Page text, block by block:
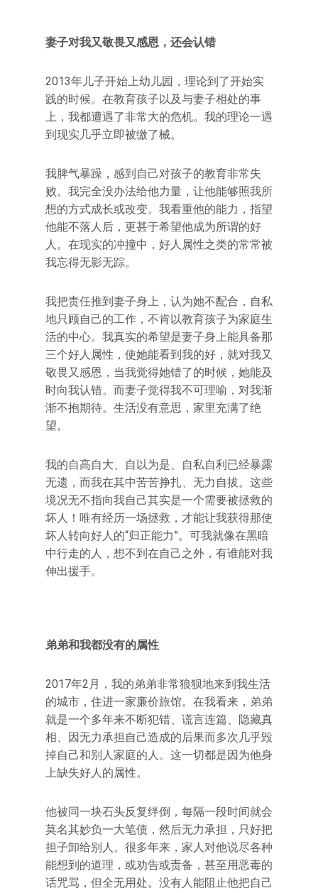
妻子对我又敬畏又感恩，还会认错
2013年儿子开始上幼儿园，理论到了开始实
践的时候。在教育孩子以及与妻子相处的事
上，我都遭遇了非常大的危机。我的理论一遇
到现实几乎立即被缴了械。
我脾气暴躁，感到自己对孩子的教育非常失
败。我完全没办法给他力量，让他能够照我所
想的方式成长或改变。我看重他的能力，指望
他能不落人后，更甚于希望他成为所谓的好
人。在现实的冲撞中，好人属性之类的常常被
我忘得无影无踪。
我把责任推到妻子身上，认为她不配合，自私
地只顾自己的工作，不肯以教育孩子为家庭生
活的中心。我真实的希望是妻子身上能具备那
三个好人属性，使她能看到我的好，就对我又
敬畏又感恩，当我觉得她错了的时候，她能及
时向我认错。而妻子觉得我不可理喻，对我渐
渐不抱期待。生活没有意思，家里充满了绝
望。
我的自高自大、自以为是、自私自利已经暴露
无遗，而我在其中苦苦挣扎、无力自拔。这些
境况无不指向我自己其实是一个需要被拯救的
坏人！唯有经历一场拯救，才能让我获得那使
坏人转向好人的“归正能力”。可我就像在黑暗
中行走的人，想不到在自己之外，有谁能对我
伸出援手。
弟弟和我都没有的属性
2017年2月，我的弟弟非常狼狈地来到我生活
的城市，住进一家廉价旅馆。在我看来，弟弟
就是一个多年来不断犯错、谎言连篇、隐藏真
相、因无力承担自己造成的后果而多次几乎毁
掉自己和别人家庭的人。这一切都是因为他身
上缺失好人的属性。
他被同一块石头反复绊倒，每隔一段时间就会
莫名其妙负一大笔债，然后无力承担，只好把
担子卸给别人。很多年来，家人对他说尽各种
能想到的道理，或劝告或责备，甚至用恶毒的
话咒骂，但全无用处。没有人能阻止他把自己